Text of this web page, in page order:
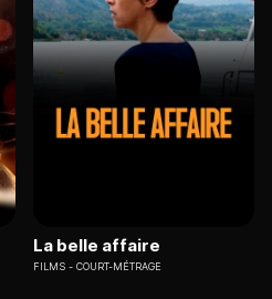
La belle affaire
FILMS COURT-MÉTRAGE